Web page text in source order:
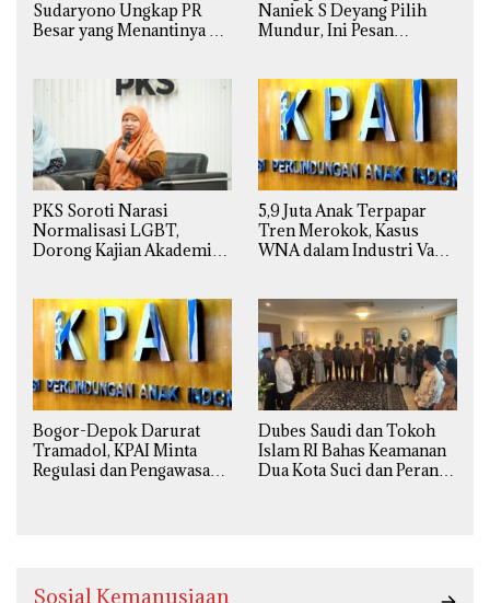
Sudaryono Ungkap PR
Besar yang Menantinya di
Naniek S Deyang Pilih
Mundur, Ini Pesan
PKS Soroti Narasi
Normalisasi LGBT,
Dorong Kajian Akademik
Agama
5,9 Juta Anak Terpapar
Tren Merokok, Kasus
WNA dalam Industri Vape
Bogor-Depok Darurat
Tramadol, KPAI Minta
Regulasi dan Pengawasan
Dubes Saudi dan Tokoh
Islam RI Bahas Keamanan
Dua Kota Suci dan Peran
Sosial Kemanusiaan